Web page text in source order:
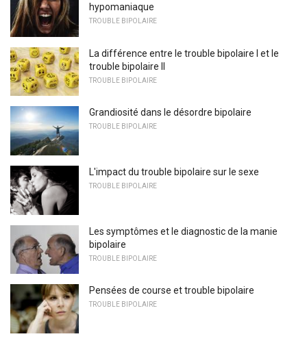
hypomaniaque
TROUBLE BIPOLAIRE
La différence entre le trouble bipolaire I et le
trouble bipolaire II
TROUBLE BIPOLAIRE
Grandiosité dans le désordre bipolaire
TROUBLE BIPOLAIRE
L'impact du trouble bipolaire sur le sexe
TROUBLE BIPOLAIRE
Les symptômes et le diagnostic de la manie
bipolaire
TROUBLE BIPOLAIRE
Pensées de course et trouble bipolaire
TROUBLE BIPOLAIRE